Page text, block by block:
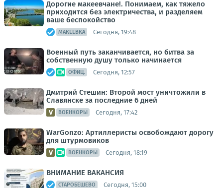
Дорогие макеевчане!. Понимаем, как тяжело
приходится без электричества, и разделяем
ваше беспокойство
МАКЕЕВКА Сегодня, 19:48
Военный путь заканчивается, но битва за
собственную душу только начинается
ОФИЦ. Сегодня, 12:57
Дмитрий Стешин: Второй мост уничтожили в
Славянске за последние 6 дней
ВОЕНКОРЫ Сегодня, 17:42
WarGonzo: Артиллеристы освобождают дорогу
для штурмовиков
ВОЕНКОРЫ Сегодня, 18:19
ВНИМАНИЕ ВАКАНСИЯ
СТАРОБЕШЕВО Сегодня, 15:00